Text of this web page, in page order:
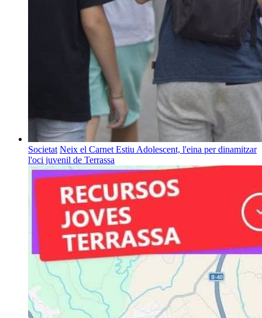
Societat Neix el Carnet Estiu Adolescent, l'eina per dinamitzar
l'oci juvenil de Terrassa